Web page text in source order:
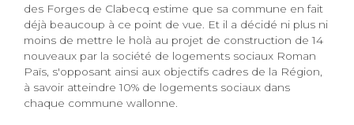
des Forges de Clabecq estime que sa commune en fait
déjà beaucoup à ce point de vue. Et il a décidé ni plus ni
moins de mettre le holà au projet de construction de 14
nouveaux par la société de logements sociaux Roman
Païs, s'opposant ainsi aux objectifs cadres de la Région,
à savoir atteindre 10% de logements sociaux dans
chaque commune wallonne.